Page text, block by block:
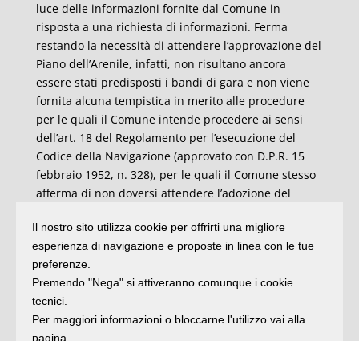
luce delle informazioni fornite dal Comune in
risposta a una richiesta di informazioni. Ferma
restando la necessità di attendere l’approvazione del
Piano dell’Arenile, infatti, non risultano ancora
essere stati predisposti i bandi di gara e non viene
fornita alcuna tempistica in merito alle procedure
per le quali il Comune intende procedere ai sensi
dell’art. 18 del Regolamento per l’esecuzione del
Codice della Navigazione (approvato con D.P.R. 15
febbraio 1952, n. 328), per le quali il Comune stesso
afferma di non doversi attendere l’adozione del
“impattate” dal predetto Piano”. Per questo, l’Autorità
“ritiene necessario sollecitare il Comune affinché
tutte le procedure selettive per l’assegnazione delle
nuove concessioni siano svolte quanto prima e
che l’assegnazione avvenga non oltre il 31 dicembre
2024, informando tempestivamente l’Autorità in
Il nostro sito utilizza cookie per offrirti una migliore
esperienza di navigazione e proposte in linea con le tue
preferenze.
Premendo "Nega" si attiveranno comunque i cookie
tecnici.
Per maggiori informazioni o bloccarne l'utilizzo vai alla
pagina.